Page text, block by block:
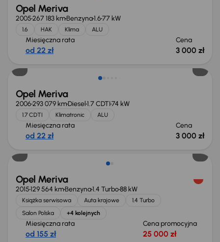
Opel Meriva
2005267 183 kmBenzyna1.677 kW
1.6 HAK Klima ALU
Miesięczna rata
od 22 zł
Cena
3 000 zł
Opel Meriva
2006293 079 kmDiesel1.7 CDTI74 kW
1.7 CDTI Klimatronic ALU
Miesięczna rata
od 22 zł
Cena
3 000 zł
Opel Meriva
2015129 564 kmBenzyna1.4 Turbo88 kW
Książka serwisowa Auta krajowe
1.4 Turbo
Salon Polska
+4 kolejnych
Miesięczna rata
od 155 zł
Cena promocyjna
25 000 zł